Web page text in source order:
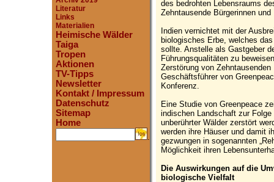
Literatur
Links
Materialien
Heimische Wälder
Taiga
Tropen
Aktionen
TV-Tipps
Newsletter
Kontakt / Impressum
Datenschutz
Sitemap
Home
.
des bedrohten Lebensraums
Zehntausende Bürgerinnen
Indien vernichtet mit der
biologisches Erbe, welches
sollte. Anstelle als Gastgeber
Führungsqualitäten zu
Zerstörung von
Geschäftsführer von
Konferenz.
Eine Studie von Greenpeace
indischen Landschaft zur
unberührter Wälder zerstört
werden ihre Häuser und damit
gezwungen in sogenannten
Möglichkeit ihren
Die Auswirkungen auf die
biologische Vielfalt